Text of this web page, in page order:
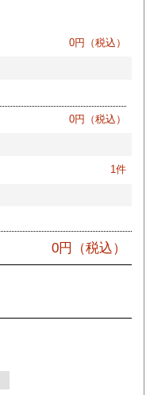
0円（税込）
0円（税込）
1件
0円（税込）